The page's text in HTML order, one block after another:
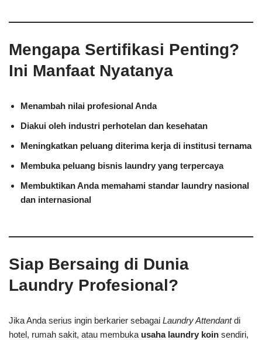
Mengapa Sertifikasi Penting?
Ini Manfaat Nyatanya
Menambah nilai profesional Anda
Diakui oleh industri perhotelan dan kesehatan
Meningkatkan peluang diterima kerja di institusi ternama
Membuka peluang bisnis laundry yang terpercaya
Membuktikan Anda memahami standar laundry nasional
dan internasional
Siap Bersaing di Dunia
Laundry Profesional?
Jika Anda serius ingin berkarier sebagai Laundry Attendantdi
hotel, rumah sakit, atau membuka usaha laundry koin sendiri,